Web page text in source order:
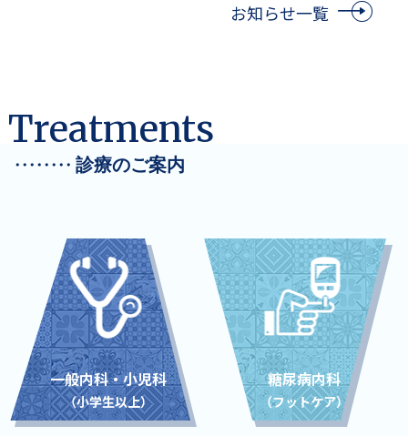
お知らせ一覧
Treatments
・・・・・・・・ 診療のご案内
一般内科・小児科
（小学生以上）
糖尿病内科
（フットケア）